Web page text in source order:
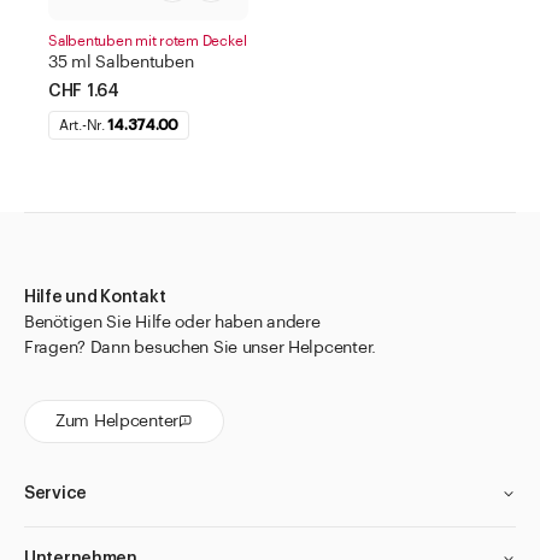
Salbentuben mit rotem Deckel
35 ml Salbentuben
CHF 1.64
Art.-Nr.14.374.00
Hilfe und Kontakt
Benötigen Sie Hilfe oder haben andere
Fragen? Dann besuchen Sie unser Helpcenter.
Zum Helpcenter
Service